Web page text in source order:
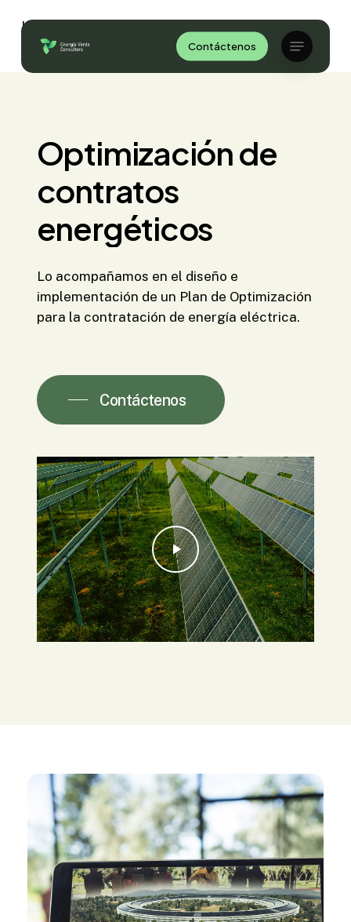
content
Contáctenos
Menu
Inicio
energéticos
Optimizaciónde
contratos
energéticos
Lo acompañamos en el diseño e
implementación de un Plan de Optimización
para la contratación de energía eléctrica.
Contáctenos
Play Video
Close
Menu